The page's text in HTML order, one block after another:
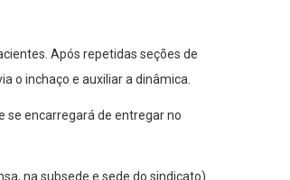
Após repetidas seções de
o inchaço e auxiliar a dinâmica.
se encarregará de entregar no
na subsede e sede do sindicato).